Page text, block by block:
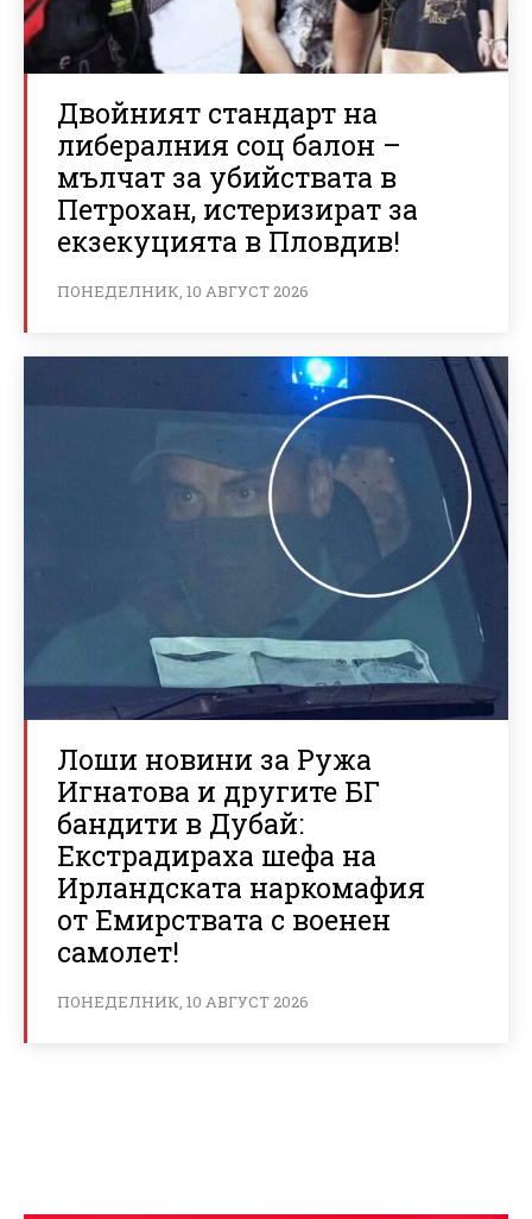
Двойният стандарт на
либералния соц балон –
мълчат за убийствата в
Петрохан, истеризират за
екзекуцията в Пловдив!
ПОНЕДЕЛНИК, 10 АВГУСТ 2026
Лоши новини за Ружа
Игнатова и другите БГ
бандити в Дубай:
Екстрадираха шефа на
Ирландската наркомафия
от Емирствата с военен
самолет!
ПОНЕДЕЛНИК, 10 АВГУСТ 2026